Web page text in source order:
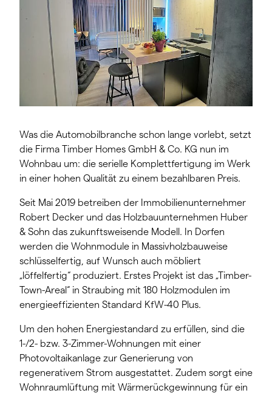
Was die Automobilbranche schon lange vorlebt, setzt
die Firma Timber Homes GmbH & Co. KG nun im
Wohnbau um: die serielle Komplettfertigung im Werk
in einer hohen Qualität zu einem bezahlbaren Preis.
Seit Mai 2019 betreiben der Immobilienunternehmer
Robert Decker und das Holzbauunternehmen Huber
& Sohn das zukunftsweisende Modell. In Dorfen
werden die Wohnmodule in Massivholzbauweise
schlüsselfertig, auf Wunsch auch möbliert
„löffelfertig“ produziert. Erstes Projekt ist das „Timber-
Town-Areal“ in Straubing mit 180 Holzmodulen im
energieeffizienten Standard KfW-40 Plus.
Um den hohen Energiestandard zu erfüllen, sind die
1-/2- bzw. 3-Zimmer-Wohnungen mit einer
Photovoltaikanlage zur Generierung von
regenerativem Strom ausgestattet. Zudem sorgt eine
Wohnraumlüftung mit Wärmerückgewinnung für ein